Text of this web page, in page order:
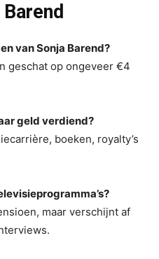
van Sonja Barend?
geschat op ongeveer €4
geld verdiend?
boeken, royalty’s
maar verschijnt af